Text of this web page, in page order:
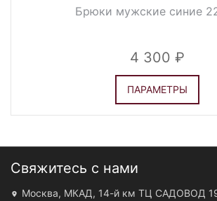
Брюки мужские синие
4 300
ПАРАМЕТРЫ
Свяжитесь с нами
Москва, МКАД, 14-й км ТЦ САДОВОД